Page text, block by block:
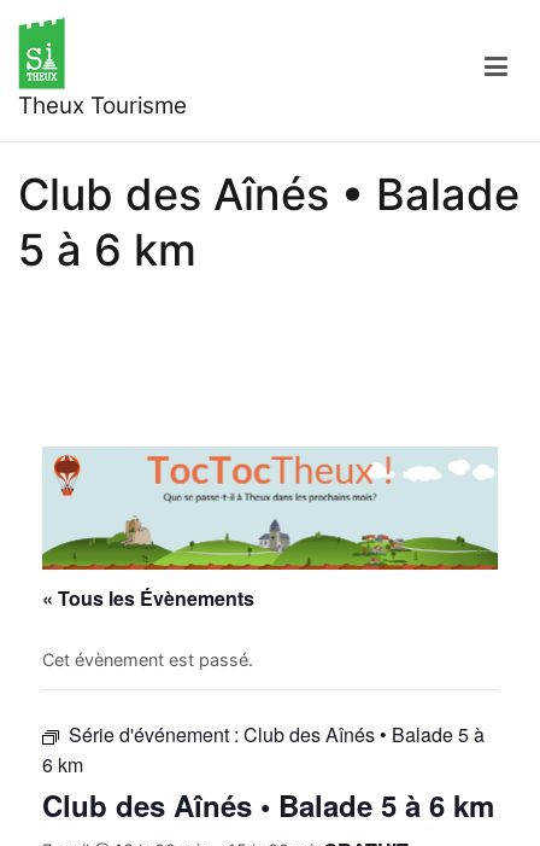
contenu
Theux Tourisme
Club des Aînés • Balade
5 à 6 km
« Tous les Évènements
Cet évènement est passé.
Série d'événement : Club des Aînés • Balade 5 à
6 km
Club des Aînés • Balade 5 à 6 km